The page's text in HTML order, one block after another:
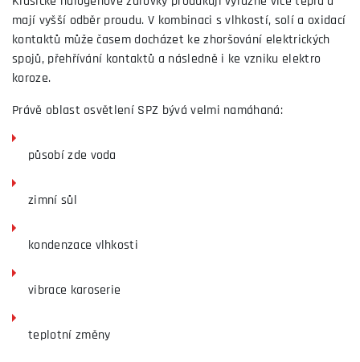
mají vyšší odběr proudu. V kombinaci s vlhkostí, solí a oxidací
kontaktů může časem docházet ke zhoršování elektrických
spojů, přehřívání kontaktů a následně i ke vzniku elektro
koroze.
Právě oblast osvětlení SPZ bývá velmi namáhaná:
působí zde voda
zimní sůl
kondenzace vlhkosti
vibrace karoserie
teplotní změny